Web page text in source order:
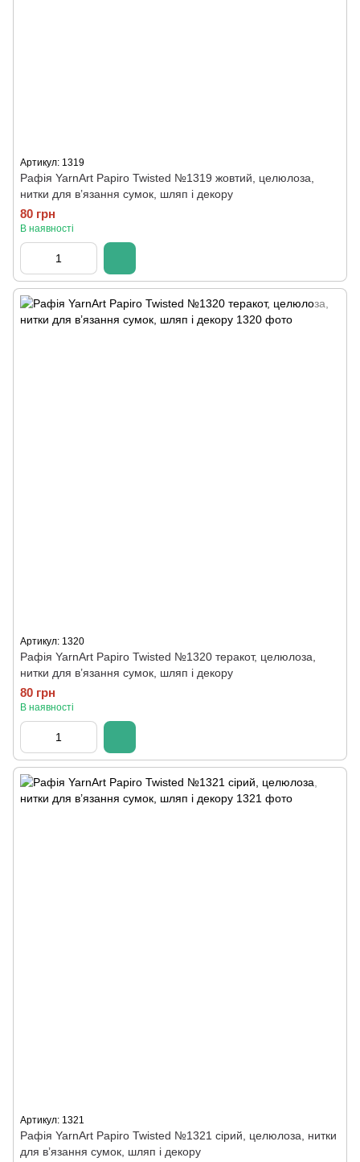
Артикул: 1319
Рафія YarnArt Papiro Twisted №1319 жовтий, целюлоза,
нитки для в’язання сумок, шляп і декору
80 грн
В наявності
Артикул: 1320
Рафія YarnArt Papiro Twisted №1320 теракот, целюлоза,
нитки для в’язання сумок, шляп і декору
80 грн
В наявності
Артикул: 1321
Рафія YarnArt Papiro Twisted №1321 сірий, целюлоза, нитки
для в’язання сумок, шляп і декору